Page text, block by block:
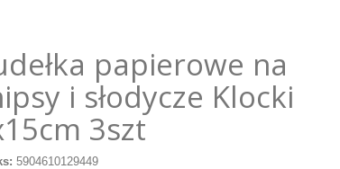
papierowe na
i słodycze Klocki
3szt
5904610129449